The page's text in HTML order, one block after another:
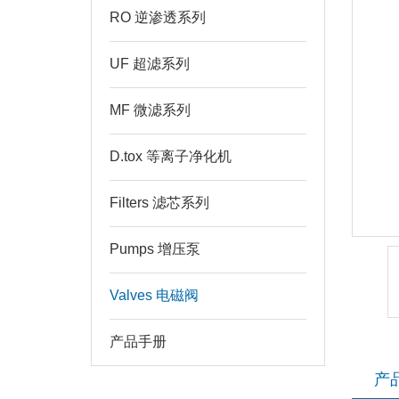
产
RO 逆渗透系列
UF 超滤系列
MF 微滤系列
D.tox 等离子净化机
Filters 滤芯系列
Pumps 增压泵
Valves 电磁阀
产品手册